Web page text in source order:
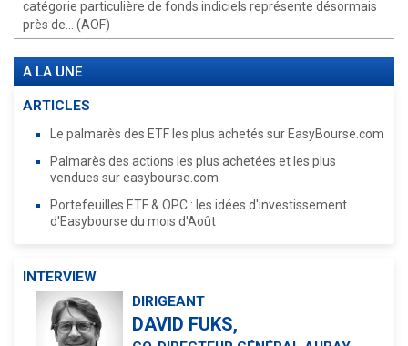
catégorie particulière de fonds indiciels représente désormais
près de... (AOF)
A LA UNE
ARTICLES
Le palmarès des ETF les plus achetés sur EasyBourse.com
Palmarès des actions les plus achetées et les plus
vendues sur easybourse.com
Portefeuilles ETF & OPC : les idées d'investissement
d'Easybourse du mois d'Août
INTERVIEW
DIRIGEANT
DAVID FUKS,